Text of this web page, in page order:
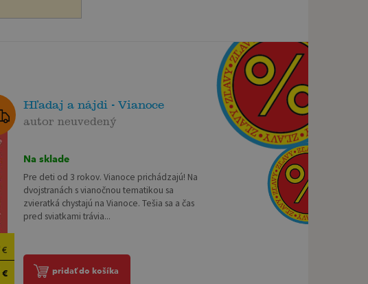
€
€
Hľadaj a nájdi - Vianoce
autor neuvedený
Na sklade
Pre deti od 3 rokov. Vianoce prichádzajú! Na
dvojstranách s vianočnou tematikou sa
zvieratká chystajú na Vianoce. Tešia sa a čas
pred sviatkami trávia...
pridať do košíka